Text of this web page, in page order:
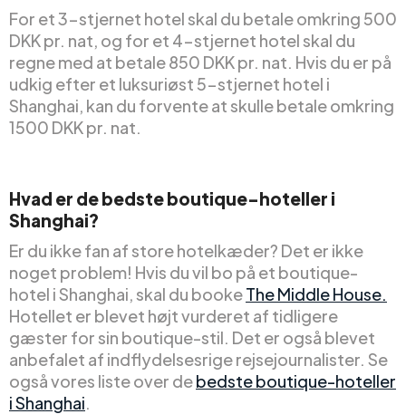
For et 3-stjernet hotel skal du betale omkring 500
DKK pr. nat, og for et 4-stjernet hotel skal du
regne med at betale 850 DKK pr. nat. Hvis du er på
udkig efter et luksuriøst 5-stjernet hotel i
Shanghai, kan du forvente at skulle betale omkring
1500 DKK pr. nat.
Hvad er de bedste boutique-hoteller i
Shanghai?
Er du ikke fan af store hotelkæder? Det er ikke
noget problem! Hvis du vil bo på et boutique-
hotel i Shanghai, skal du bookeThe Middle House.
Hotellet er blevet højt vurderet af tidligere
gæster for sin boutique-stil. Det er også blevet
anbefalet af indflydelsesrige rejsejournalister. Se
også vores liste over debedste boutique-hoteller
i Shanghai.